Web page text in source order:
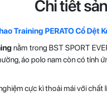
Chi tiết
Training PERATO Cổ
nằm trong BST SPORT
áo polo nam còn có tính
cực kì thoải mái với